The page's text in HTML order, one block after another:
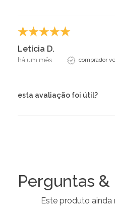
Letícia D.
há um mês comprador
esta avaliação foi útil?
Perguntas
Este produto